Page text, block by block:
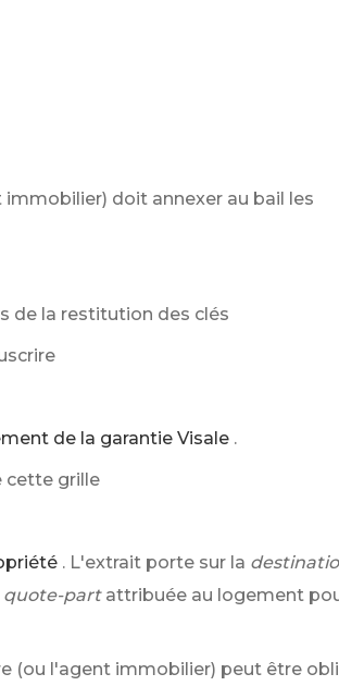
doit annexer au bail les
de la restitution des clés
de la garantie Visale .
cette grille
. L'extrait porte sur la
quote-part attribuée au logement
(ou l'agent immobilier) peut être